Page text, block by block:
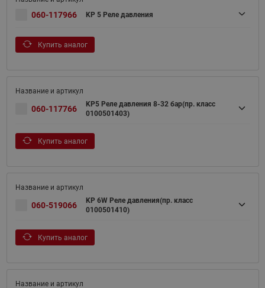
060-117966 KP 5 Реле давления
Купить аналог
060-117766
KP5 Реле давления 8-32 бар(пр. класс
0100501403)
Купить аналог
060-519066
KP 6W Реле давления(пр. класс
0100501410)
Купить аналог